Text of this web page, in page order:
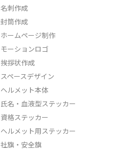
名刺作成
封筒作成
ホームページ制作
モーションロゴ
挨拶状作成
スペースデザイン
ヘルメット本体
氏名・血液型ステッカー
資格ステッカー
ヘルメット用ステッカー
社旗・安全旗